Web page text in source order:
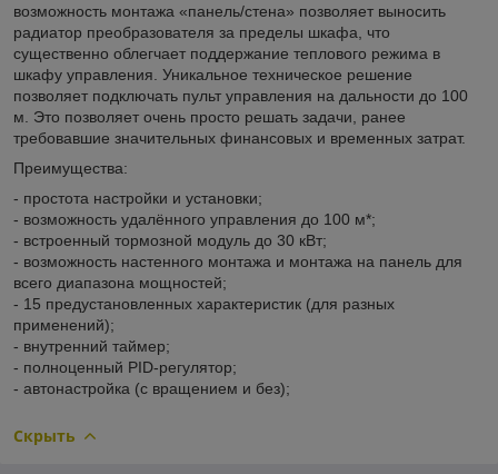
возможность монтажа «панель/стена» позволяет выносить
радиатор преобразователя за пределы шкафа, что
существенно облегчает поддержание теплового режима в
шкафу управления. Уникальное техническое решение
позволяет подключать пульт управления на дальности до 100
м. Это позволяет очень просто решать задачи, ранее
требовавшие значительных финансовых и временных затрат.
Преимущества:
- простота настройки и установки;
- возможность удалённого управления до 100 м*;
- встроенный тормозной модуль до 30 кВт;
- возможность настенного монтажа и монтажа на панель для
всего диапазона мощностей;
- 15 предустановленных характеристик (для разных
применений);
- внутренний таймер;
- полноценный PID-регулятор;
- автонастройка (с вращением и без);
Скрыть